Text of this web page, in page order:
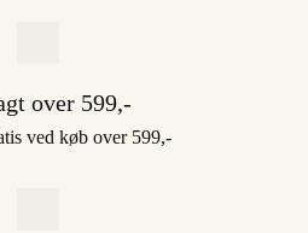
over 599,-
ved køb over 599,-